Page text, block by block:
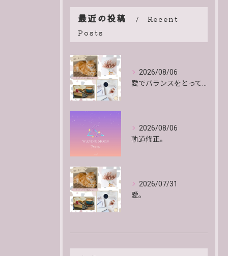
最近の投稿
Recent
Posts
2026/08/06
2026/08/06
軌道修正。
2026/07/31
愛。